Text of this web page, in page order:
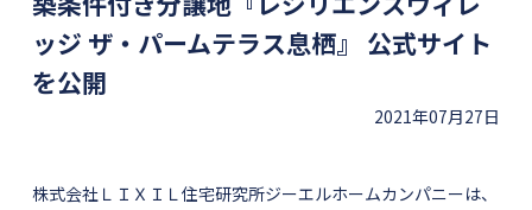
ッジ ザ・パームテラス息栖』 公式サイト
を公開
2021年07月27日
株式会社ＬＩＸＩＬ住宅研究所ジーエルホームカンパニーは、